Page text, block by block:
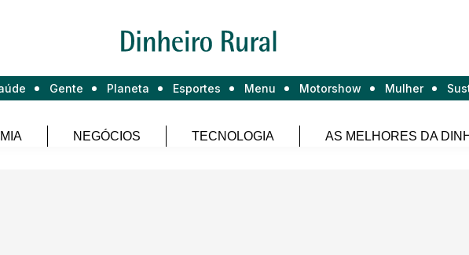
Gente Planeta Esportes Menu Motorshow Mulher
NEGÓCIOS TECNOLOGIA AS MELHORES DA